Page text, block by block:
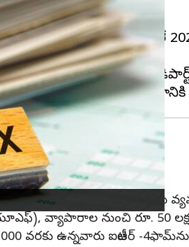
2023-24 లేదా
డౌన్‌లోడ్ చేసి, నింపి, ఆపై దానిని
చేయవచ్చు.
ఆదాయం, రూ. 5,000 వరకు
వ్యాపారాల నుంచి రూ. 50
వరకు ఉన్నవారు ఐటీఆర్ -